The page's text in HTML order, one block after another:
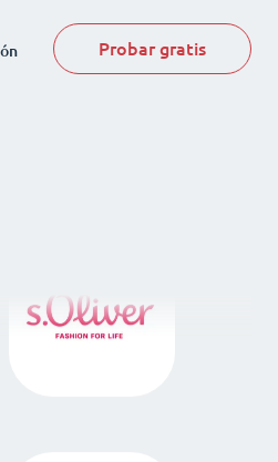
Probar gratis